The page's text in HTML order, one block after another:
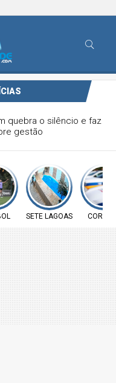
de investimentos na
da Prefeitura
SETE LAGOAS